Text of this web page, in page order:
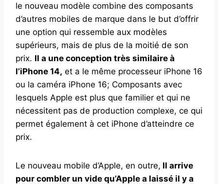
le nouveau modèle combine des composants
d’autres mobiles de marque dans le but d’offrir
une option qui ressemble aux modèles
supérieurs, mais de plus de la moitié de son
prix. Il a une conception très similaire à
l’iPhone 14, et a le même processeur iPhone 16
ou la caméra iPhone 16; Composants avec
lesquels Apple est plus que familier et qui ne
nécessitent pas de production complexe, ce qui
permet également à cet iPhone d’atteindre ce
prix.
Le nouveau mobile d’Apple, en outre, Il arrive
pour combler un vide qu’Apple a laissé il y a